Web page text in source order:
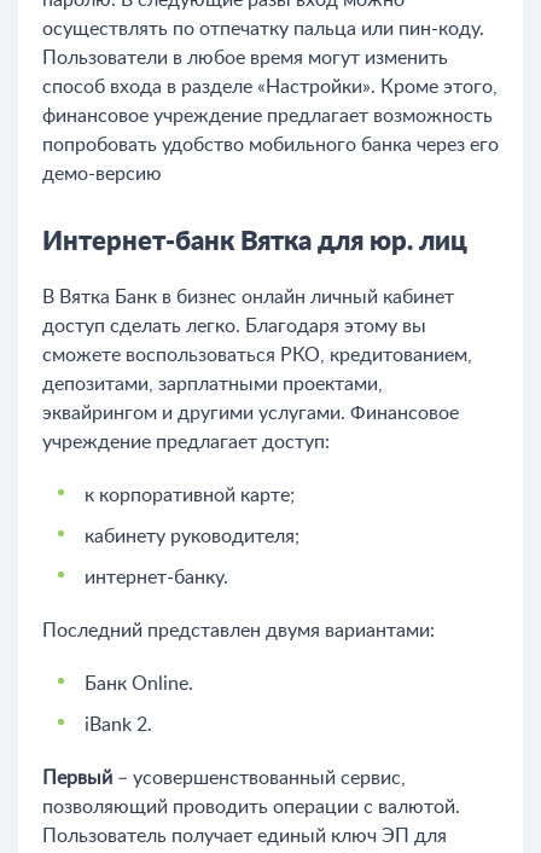
осуществлять по отпечатку пальца или пин-коду.
Пользователи в любое время могут изменить
способ входа в разделе «Настройки». Кроме этого,
финансовое учреждение предлагает возможность
попробовать удобство мобильного банка через его
демо-версию
Интернет-банк Вятка для юр. лиц
В Вятка Банк в бизнес онлайн личный кабинет
доступ сделать легко. Благодаря этому вы
сможете воспользоваться РКО, кредитованием,
депозитами, зарплатными проектами,
эквайрингом и другими услугами. Финансовое
учреждение предлагает доступ:
к корпоративной карте;
кабинету руководителя;
интернет-банку.
Последний представлен двумя вариантами:
Банк Online.
iBank 2.
Первый – усовершенствованный сервис,
позволяющий проводить операции с валютой.
Пользователь получает единый ключ ЭП для